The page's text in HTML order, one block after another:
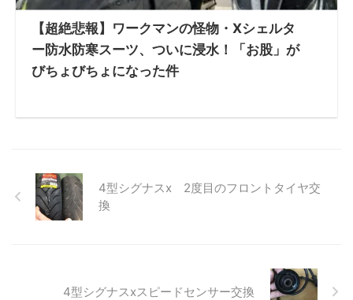
【超絶悲報】ワークマンの怪物・Xシェルタ
ー防水防寒スーツ、ついに浸水！「お股」が
びちょびちょになった件
4型シグナスx 2度目のフロントタイヤ交
換
4型シグナスxスピードセンサー交換